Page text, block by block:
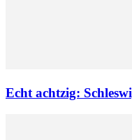
Echt achtzig: